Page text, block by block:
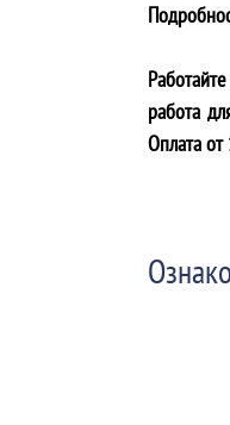
работа
Оплата от